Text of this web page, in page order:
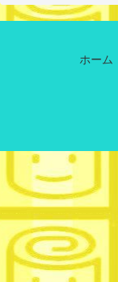
ホーム